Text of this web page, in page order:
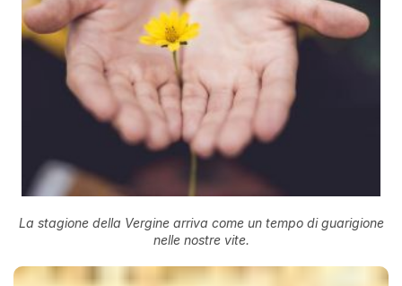
La stagione della Vergine arriva come un tempo di guarigione
nelle nostre vite.